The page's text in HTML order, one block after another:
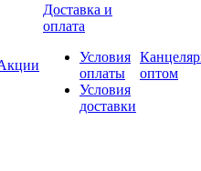
Доставка и
оплата
Условия
оплаты
Условия
доставки
оптом